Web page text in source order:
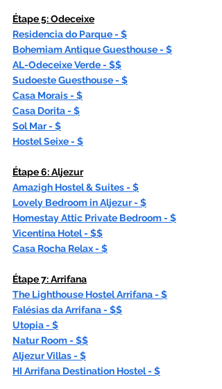
Étape 5: Odeceixe
Residencia do Parque - $
Bohemiam Antique Guesthouse - $
AL-Odeceixe Verde - $$
Sudoeste Guesthouse - $
Casa Morais - $
Casa Dorita - $
Sol Mar - $
Hostel Seixe - $
Étape 6: Aljezur
Amazigh Hostel & Suites - $
Lovely Bedroom in Aljezur - $
Homestay Attic Private Bedroom - $
Vicentina Hotel - $$
Casa Rocha Relax - $
Étape 7: Arrifana
The Lighthouse Hostel Arrifana - $
Falésias da Arrifana - $$
Utopia - $
Natur Room - $$
Aljezur Villas - $
HI Arrifana Destination Hostel - $